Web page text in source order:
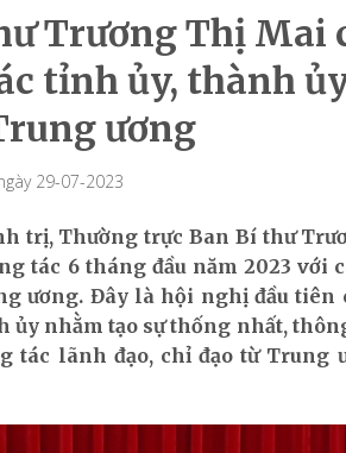
Trương Thị Mai
tỉnh ủy, thành
ương
29-07-2023
trị, Thường trực Ban Bí thư
tác 6 tháng đầu năm 2023 với
ương. Đây là hội nghị đầu tiên
nhằm tạo sự thống nhất,
tác lãnh đạo, chỉ đạo từ Trung